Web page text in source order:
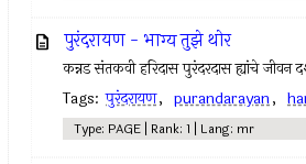
पुरंदरायण - भाग्य तुझे थोर
कन्नड संतकवी हरिदास पुरंदरदास ह्यांचे जीवन
Tags: पुरंदरायण, purandarayan,
Type: PAGE | Rank: 1 | Lang: mr